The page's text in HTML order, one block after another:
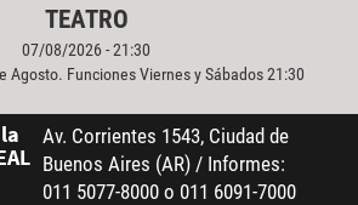
TEATRO
07/08/2026 - 21:30
Agosto. Funciones Viernes y Sábados 21:30
Av. Corrientes 1543, Ciudad de
Buenos Aires (AR) / Informes:
011 5077-8000 o 011 6091-7000